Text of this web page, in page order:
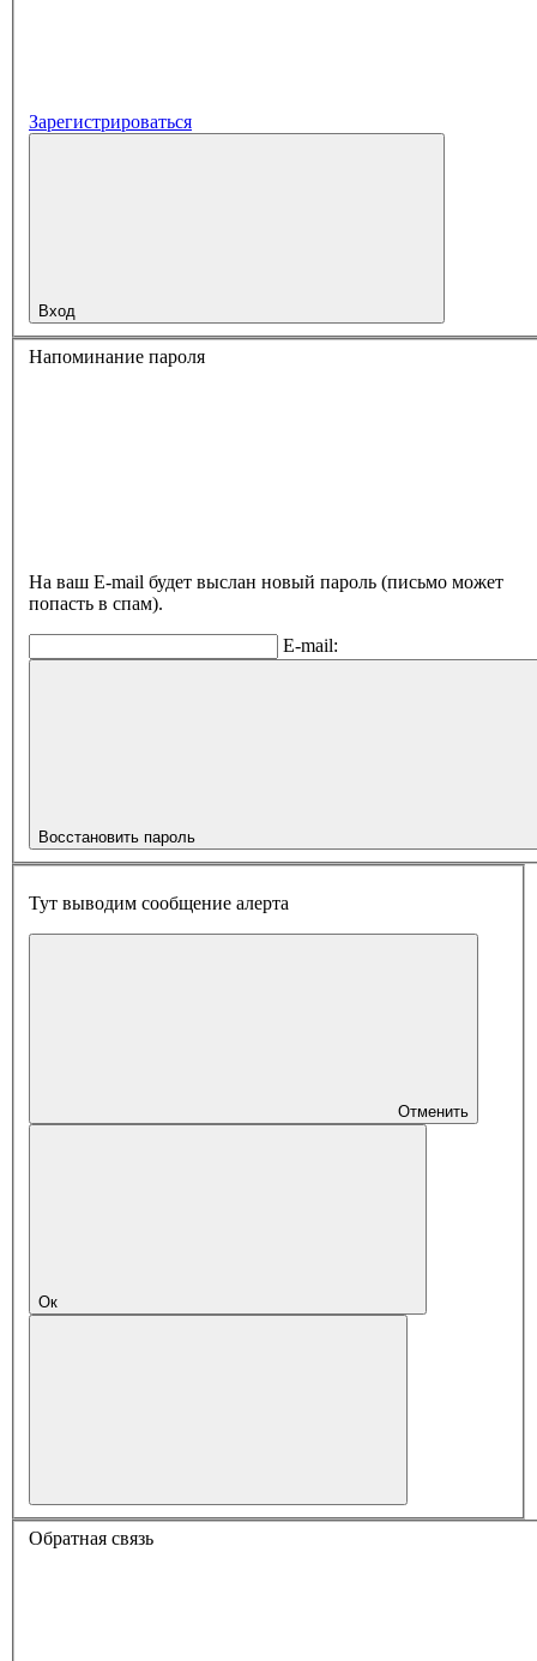
Зарегистрироваться
Вход
Напоминание пароля
На ваш E-mail будет выслан новый пароль (письмо может
попасть в спам).
E-mail:
Восстановить пароль
Тут выводим сообщение алерта
Отменить
Ок
Обратная связь